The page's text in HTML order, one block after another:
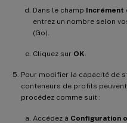
Dans le champ Incrément
entrez un nombre selon
(Go).
Cliquez sur OK
Pour modifier la capacité de
conteneurs de profils
procédez comme suit :
Accédez à Configuration